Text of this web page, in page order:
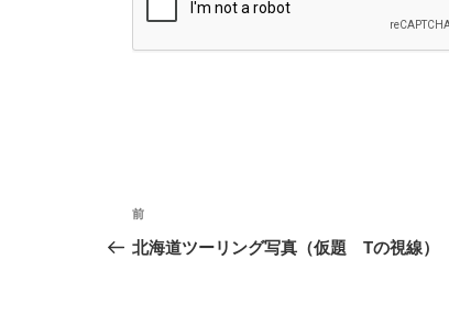
投
稿
前
の
前
北海道ツーリング写真（仮題 Tの視線）